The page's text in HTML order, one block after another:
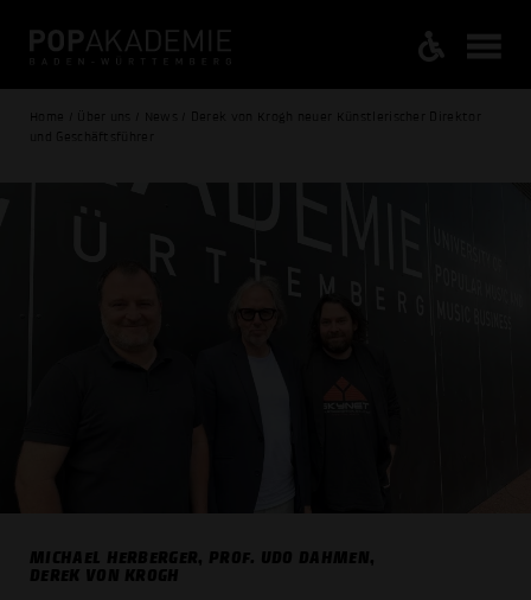
Home / Über uns / News / Derek von Krogh neuer Künstlerischer Direktor
und Geschäftsführer
MICHAEL HERBERGER, PROF. UDO DAHMEN,
DEREK VON KROGH